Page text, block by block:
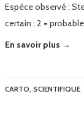
Espèce observé :
certain ; 2 =
En savoir plus →
CARTO, SCIENTIFIQUE